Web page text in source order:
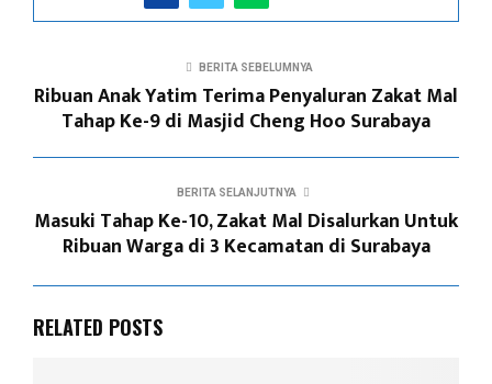
BERITA SEBELUMNYA
Ribuan Anak Yatim Terima Penyaluran Zakat Mal
Tahap Ke-9 di Masjid Cheng Hoo Surabaya
BERITA SELANJUTNYA
Masuki Tahap Ke-10, Zakat Mal Disalurkan Untuk
Ribuan Warga di 3 Kecamatan di Surabaya
RELATED POSTS